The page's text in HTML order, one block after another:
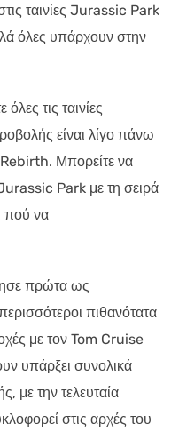
ταινίες Jurassic Park
όλες υπάρχουν στην
τις ταινίες
είναι λίγο πάνω
Μπορείτε να
Jurassic Park με τη σειρά
πού να
πρώτα ως
πιθανότατα
με τον Tom Cruise
υπάρξει συνολικά
με την τελευταία
στις αρχές του